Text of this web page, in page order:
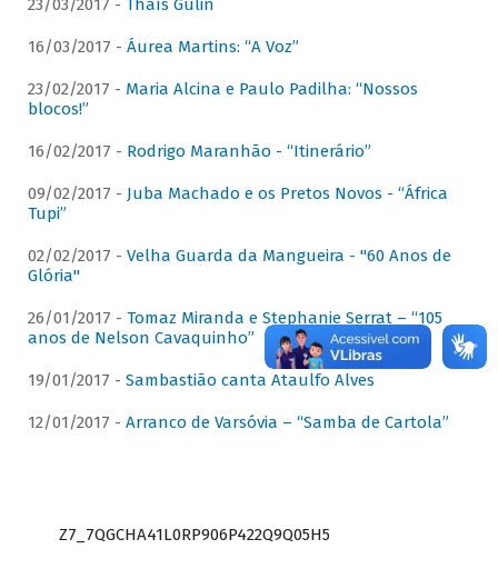
23/03/2017 - Thaís Gulin
16/03/2017 - Áurea Martins: “A Voz”
23/02/2017 - Maria Alcina e Paulo Padilha: “Nossos
blocos!”
16/02/2017 - Rodrigo Maranhão - “Itinerário”
09/02/2017 - Juba Machado e os Pretos Novos - “África
Tupi”
02/02/2017 - Velha Guarda da Mangueira - "60 Anos de
Glória"
26/01/2017 - Tomaz Miranda e Stephanie Serrat – “105
anos de Nelson Cavaquinho”
19/01/2017 - Sambastião canta Ataulfo Alves
12/01/2017 - Arranco de Varsóvia – “Samba de Cartola”
Z7_7QGCHA41L0RP906P422Q9Q05H5